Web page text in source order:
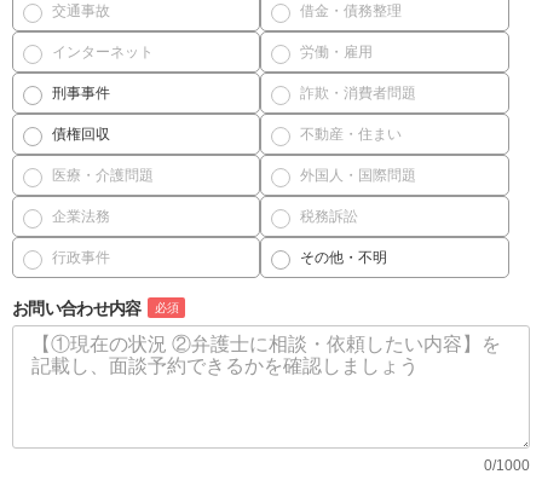
交通事故 借金・債務整理
インターネット 労働・雇用
刑事事件 詐欺・消費者問題
債権回収 不動産・住まい
医療・介護問題 外国人・国際問題
企業法務 税務訴訟
行政事件 その他・不明
お問い合わせ内容 必須
0/1000